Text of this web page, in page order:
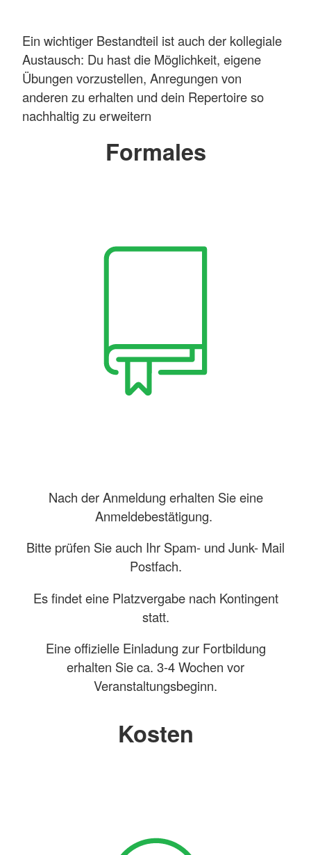
Ein wichtiger Bestandteil ist auch der kollegiale
Austausch: Du hast die Möglichkeit, eigene
Übungen vorzustellen, Anregungen von
anderen zu erhalten und dein Repertoire so
nachhaltig zu erweitern
Formales
Nach der Anmeldung erhalten Sie eine
Anmeldebestätigung.
Bitte prüfen Sie auch Ihr Spam- und Junk- Mail
Postfach.
Es findet eine Platzvergabe nach Kontingent
statt.
Eine offizielle Einladung zur Fortbildung
erhalten Sie ca. 3-4 Wochen vor
Veranstaltungsbeginn.
Kosten